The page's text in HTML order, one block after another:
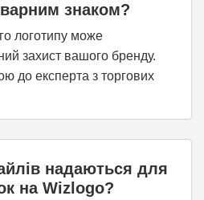
знаком?
логотипу може
захист вашого бренду.
до експерта з торгових
надаються для
на Wizlogo?